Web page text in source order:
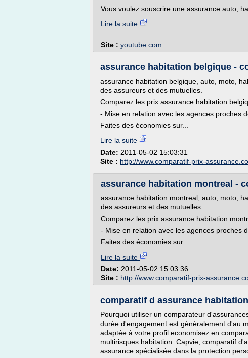
Vous voulez souscrire une assurance auto,
Lire la suite
Site : youtube.com
assurance habitation belgique -
assurance habitation belgique, auto, moto,
des assureurs et des mutuelles.
Comparez les prix assurance habitation
- Mise en relation avec les agences proches
Faites des économies sur...
Lire la suite
Date: 2011-05-02 15:03:31
Site : http://www.comparatif-prix-
assurance habitation montreal -
assurance habitation montreal, auto, moto,
des assureurs et des mutuelles.
Comparez les prix assurance habitation
- Mise en relation avec les agences proches
Faites des économies sur...
Lire la suite
Date: 2011-05-02 15:03:36
Site : http://www.comparatif-prix-
comparatif d assurance
Pourquoi utiliser un comparateur
durée d'engagement est généralement d'au
adaptée à votre profil economisez en
multirisques habitation. Capvie, comparatif
assurance spécialisée dans la protection